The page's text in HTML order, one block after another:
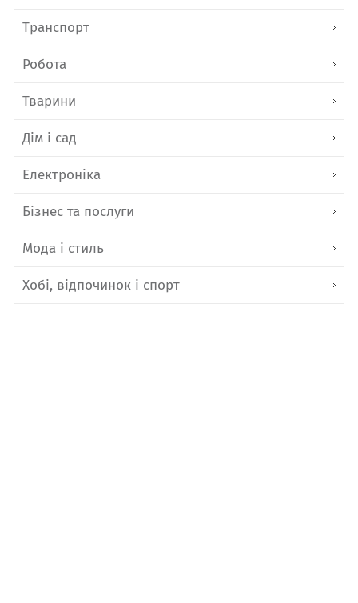
Транспорт
Робота
Тварини
Дім і сад
Електроніка
Бізнес та послуги
Мода і стиль
Хобі, відпочинок і спорт